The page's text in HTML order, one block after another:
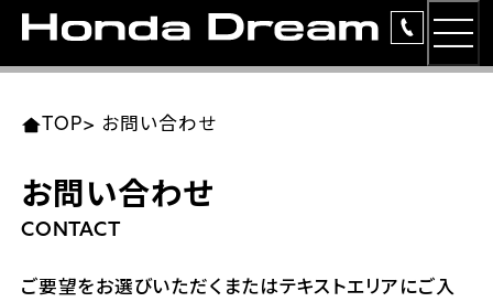
ラインアップ
安心のサービス
TOP> お問い合わせ
お問い合わせ
CONTACT
ご要望をお選びいただくまたはテキストエリアにご入
東北エリア 店舗一覧
岩手県
関東エリア 店舗一覧
東京都
中部エリア 店舗一覧
愛知県
近畿エリア 店舗一覧
大阪府
中国・四国エリア 店舗一覧
岡山県
九州エリア 店舗一覧
福岡県